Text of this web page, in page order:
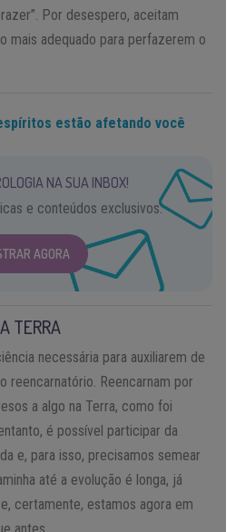
Por desespero, aceitam
mais adequado para perfazerem o
estão afetando você
NA SUA INBOX!
e conteúdos exclusivos.
AGORA
TERRA
necessária para auxiliarem de
reencarnatório. Reencarnam por
a algo na Terra, como foi
é possível participar da
e, para isso, precisamos semear
até a evolução é longa, já
certamente, estamos agora em
antes.